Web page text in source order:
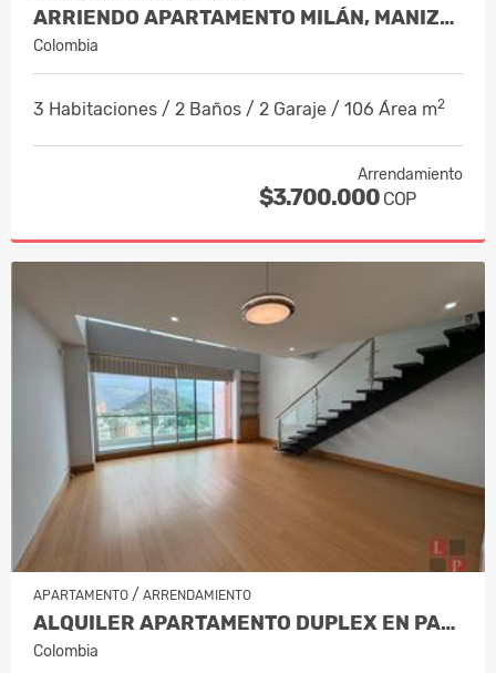
ARRIENDO APARTAMENTO MILÁN, MANIZAL…
Colombia
3 Habitaciones / 2 Baños / 2 Garaje / 106 Área m2
Arrendamiento
$3.700.000 COP
APARTAMENTO / ARRENDAMIENTO
ALQUILER APARTAMENTO DUPLEX EN PALER…
Colombia